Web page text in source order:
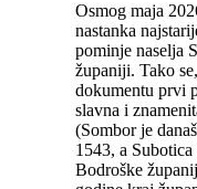
Osmog maja 2026. godine navršilo se 635 godina od
nastanka
pominje naselja
županiji. Tako
dokumentu prvi
slavna i
(Sombor je
1543, a
Bodroške